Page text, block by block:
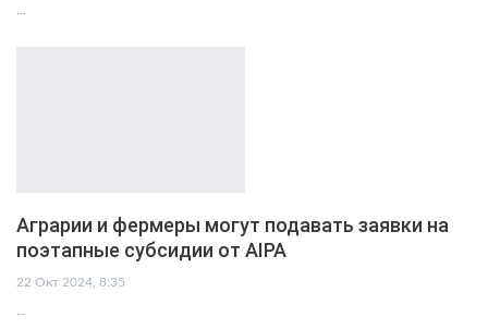
…
Аграрии и фермеры могут подавать заявки на
поэтапные субсидии от AIPA
22 Окт 2024, 8:35
…